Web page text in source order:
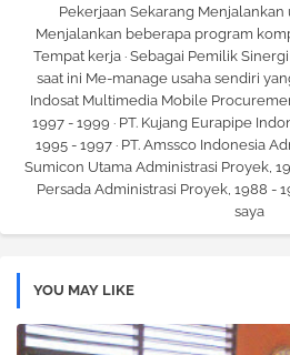
Pekerjaan Sekarang Menjalankan
Menjalankan beberapa program
Tempat kerja · Sebagai Pemilik
saat ini Me-manage usaha sendiri
Indosat Multimedia Mobile
1997 - 1999 · PT. Kujang Eurapipe
1995 - 1997 · PT. Amssco Indonesia
Sumicon Utama Administrasi Proyek,
Persada Administrasi Proyek, 1988 -
saya
YOU MAY LIKE